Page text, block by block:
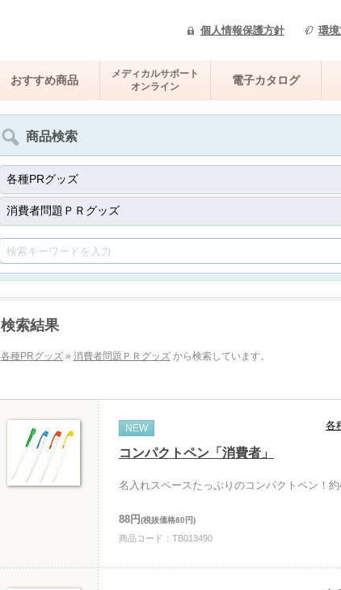
個人情報保護方針 環
おすすめ商品
メディカルサポート
オンライン
電子カタログ
商品検索
検索結果
各種PRグッズ » 消費者問題ＰＲグッズ から検索しています。
各
NEW
コンパクトペン「消費者」
名入れスペースたっぷりのコンパクトペン！
88円(税抜価格80円)
商品コード：TB013490